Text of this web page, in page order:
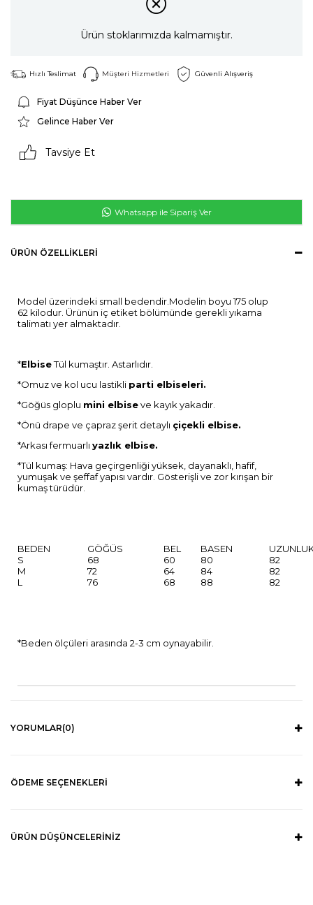
Ürün stoklarımızda kalmamıştır.
Hızlı Teslimat Müşteri Hizmetleri Güvenli Alışveriş
Fiyat Düşünce Haber Ver
Gelince Haber Ver
Tavsiye Et
Whatsapp ile Sipariş Ver
ÜRÜN ÖZELLIKLERI
Model üzerindeki small bedendir.Modelin boyu 175 olup
62 kilodur. Ürünün iç etiket bölümünde gerekli yıkama
talimatı yer almaktadır.
*ElbiseTül kumaştır. Astarlıdır.
*Omuz ve kol ucu lastikli parti elbiseleri.
*Göğüs gloplu mini elbiseve kayık yakadır.
*Önü drape ve çapraz şerit detaylı çiçekli elbise.
*Arkası fermuarlı yazlık elbise.
*Tül kumaş: Hava geçirgenliği yüksek, dayanaklı, hafif,
yumuşak ve şeffaf yapısı vardır. Gösterişli ve zor kırışan bir
kumaş türüdür.
BEDEN GÖĞÜS BEL BASEN
S
68 60 80
82
M
72 64 84
82
L
76 68 88 82
*Beden ölçüleri arasında 2-3 cm oynayabilir.
YORUMLAR(0)
ÖDEME SEÇENEKLERI
ÜRÜN DÜŞÜNCELERINIZ